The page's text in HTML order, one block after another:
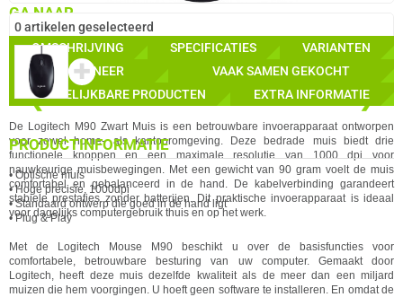
❮ ❯
De Logitech M90 Zwart Muis is een betrouwbare invoerapparaat ontworpen
voor zowel home- als kantooromgeving. Deze bedrade muis biedt drie
functionele knoppen en een maximale resolutie van 1000 dpi voor
nauwkeurige muisbewegingen. Met een gewicht van 90 gram voelt de muis
comfortabel en gebalanceerd in de hand. De kabelverbinding garandeert
stabiele prestaties zonder batterijen. Dit praktische invoerapparaat is ideaal
voor dagelijks computergebruik thuis en op het werk.
GA NAAR
OMSCHRIJVING SPECIFICATIES
VARIANTEN
COMBINEER
VAAK SAMEN GEKOCHT
VERGELIJKBARE PRODUCTEN
EXTRA INFORMATIE
0 artikelen geselecteerd
✚
PRODUCTINFORMATIE
• Optische muis
• Hoge precisie, 1000dpi
• Standaard ontwerp die goed in de hand ligt
• Plug & Play
Met de Logitech Mouse M90 beschikt u over de basisfuncties voor
comfortabele, betrouwbare besturing van uw computer. Gemaakt door
Logitech, heeft deze muis dezelfde kwaliteit als de meer dan een miljard
muizen die hem voorgingen. U hoeft geen software te installeren. En omdat de